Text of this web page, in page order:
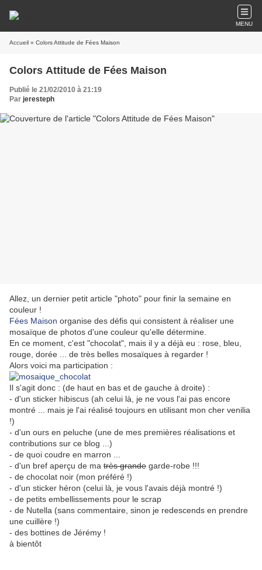
MENU
Accueil » Colors Attitude de Fées Maison
Colors Attitude de Fées Maison
Publié le 21/02/2010 à 21:19
Par jeresteph
Allez, un dernier petit article "photo" pour finir la semaine en
couleur !
Fées Maison organise des défis qui consistent à réaliser une
mosaïque de photos d'une couleur qu'elle détermine.
En ce moment, c'est "chocolat", mais il y a déjà eu : rose, bleu,
rouge, dorée ... de très belles mosaïques à regarder !
Alors voici ma participation :
Il s'agit donc : (de haut en bas et de gauche à droite) :
- d'un sticker hibiscus (ah celui là, je ne vous l'ai pas encore
montré ... mais je l'ai réalisé toujours en utilisant mon cher venilia
!)
- d'un ours en peluche (une de mes premières réalisations et
contributions sur ce blog ...)
- de quoi coudre en marron ...
- d'un bref aperçu de ma très grande garde-robe !!!
- de chocolat noir (mon préféré !)
- d'un sticker héron (celui là, je vous l'avais déjà montré !)
- de petits embellissements pour le scrap
- de Nutella (sans commentaire, sinon je redescends en prendre
une cuillère !)
- des bottines de Jérémy !
à bientôt